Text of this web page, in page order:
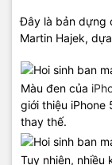
Đây là bản dựng
Martin Hajek,
Màu đen của
giới thiệu iPhone
thay thế.
Tuy nhiên, nhiều